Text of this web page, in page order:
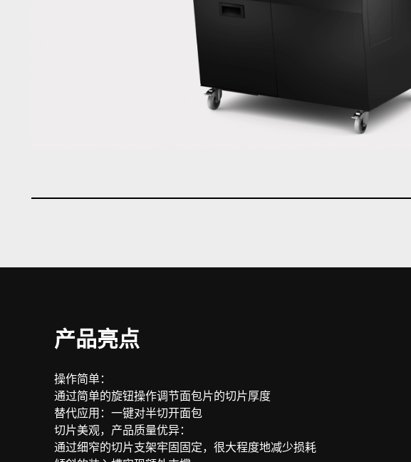
产品亮点
操作简单：
通过简单的旋钮操作调节面包片的切片厚度
替代应用：一键对半切开面包
切片美观，产品质量优异：
通过细窄的切片支架牢固固定，很大程度地减少损耗